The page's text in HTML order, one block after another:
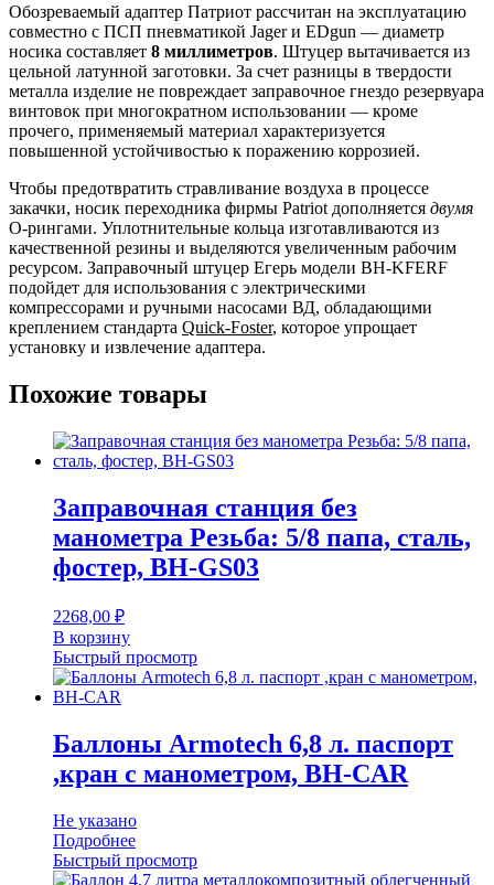
Обозреваемый адаптер Патриот рассчитан на эксплуатацию
совместно с ПСП пневматикой Jager и EDgun — диаметр
носика составляет 8 миллиметров. Штуцер вытачивается из
цельной латунной заготовки. За счет разницы в твердости
металла изделие не повреждает заправочное гнездо резервуара
винтовок при многократном использовании — кроме
прочего, применяемый материал характеризуется
повышенной устойчивостью к поражению коррозией.
Чтобы предотвратить стравливание воздуха в процессе
закачки, носик переходника фирмы Patriot дополняется двумя
О-рингами. Уплотнительные кольца изготавливаются из
качественной резины и выделяются увеличенным рабочим
ресурсом. Заправочный штуцер Егерь модели BH-KFERF
подойдет для использования с электрическими
компрессорами и ручными насосами ВД, обладающими
креплением стандарта Quick-Foster, которое упрощает
установку и извлечение адаптера.
Похожие товары
Заправочная станция без
манометра Резьба: 5/8 папа, сталь,
фостер, BH-GS03
2268,00 ₽
В корзину
Быстрый просмотр
Баллоны Armotech 6,8 л. паспорт
,кран с манометром, BH-CAR
Не указано
Подробнее
Быстрый просмотр